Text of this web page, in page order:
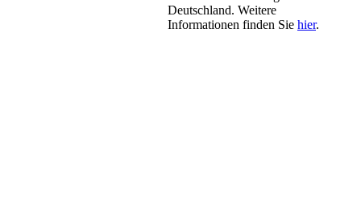
Deutschland. Weitere
Informationen finden Sie hier.